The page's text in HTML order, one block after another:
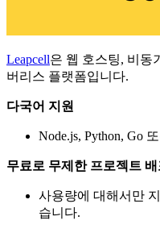
Leapcell은 웹 호스팅, 비동
버리스 플랫폼입니다.
다국어 지원
Node.js, Python, Go
무료로 무제한 프로젝트 배
사용량에 대해서만
습니다.